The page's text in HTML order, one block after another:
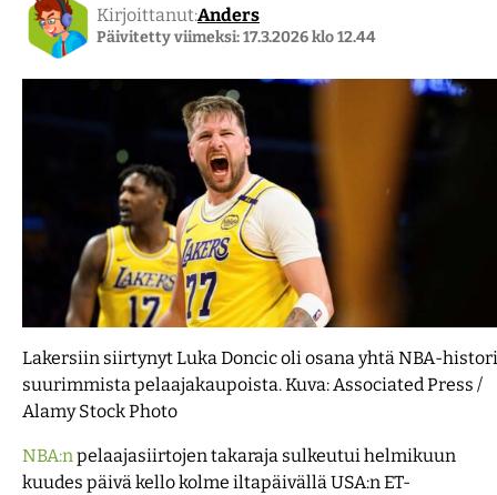
Vedonlyönti ilman rekisteröitymistä
Top 5 vedonlyöntisivut
Ilmaisvedot
Tarjoukset
Suomalaiset kasinot
Verovapaat kasinot
Kasinobonukset
Uudet kasinot 2026
Ravivihjeet
Aloittelijoiden opas
Maksutavat
Lisenssit
Työkalut
Rallin vedonlyönti
F1 vedonlyönti
Yleisurheilun EM-kisat 2026
Kirjoittanut:Anders
Päivitetty viimeksi: 17.3.2026 klo 12.44
Lakersiin siirtynyt Luka Doncic oli osana yhtä NBA-
suurimmista pelaajakaupoista. Kuva: Associated Press /
Alamy Stock Photo
NBA:npelaajasiirtojen takaraja sulkeutui helmikuun
kuudes päivä kello kolme iltapäivällä USA:n ET-